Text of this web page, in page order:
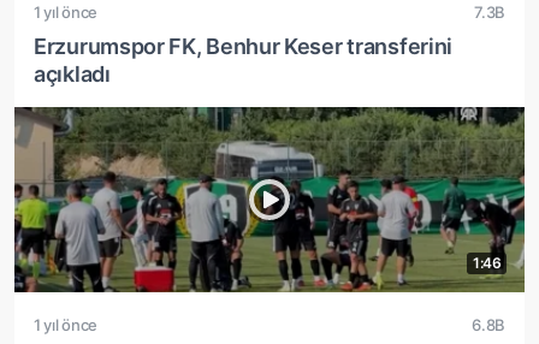
1 yıl önce 7.3B
Erzurumspor FK, Benhur Keser transferini
açıkladı
1:46
1 yıl önce 6.8B